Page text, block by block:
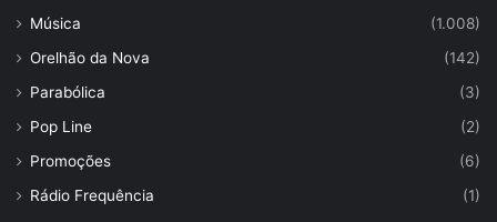
Música
(1.008)
Orelhão da Nova
(142)
Parabólica
(3)
Pop Line
(2)
Promoções
(6)
Rádio Frequência
(1)